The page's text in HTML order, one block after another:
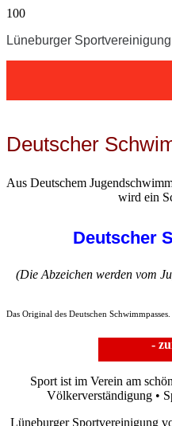
Lüneburger
Deutscher
Aus Deutschem
wird ein
Deutscher
(Die Abzeichen werden vom
Das Original des Deutschen
-
Sport ist im Verein am
Völkerverständigung •
Lüneburger Sportvereinigung